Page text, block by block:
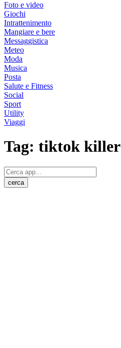
Foto e video
Giochi
Intrattenimento
Mangiare e bere
Messaggistica
Meteo
Moda
Musica
Posta
Salute e Fitness
Social
Sport
Utility
Viaggi
Tag: tiktok killer